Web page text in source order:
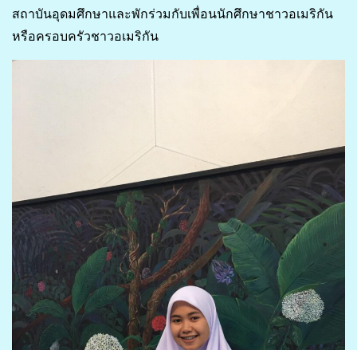
สถาบันอุดมศึกษาและพักร่วมกับเพื่อนนักศึกษาชาวอเมริกัน
หรือครอบครัวชาวอเมริกัน